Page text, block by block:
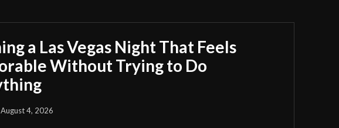
a Las Vegas Night That Feels
Without Trying to Do
August 4, 2026